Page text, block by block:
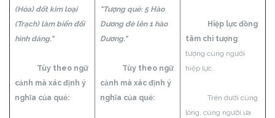
(Hỏa) đốt kim loại
(Trạch) làm biến đổi
hình dáng."
Tùy theo ngữ
cảnh mà xác định ý
nghĩa của quẻ:
"Tượng quẻ: 5 Hào
Dương đè lên 1 hào
Dương."
Tùy theo ngữ
cảnh mà xác định ý
nghĩa của quẻ:
Hiệp lực đồng
tâm chi tượng:
tượng cùng người
hiệp lực.
Trên dưới cùng
lòng, cùng người ưa